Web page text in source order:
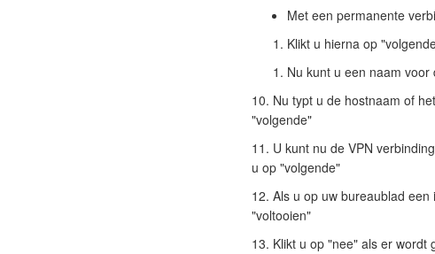
Met een permanente
Klikt u hierna op
Nu kunt u een naam
10. Nu typt u de hostnaam of
"volgende"
11. U kunt nu de VPN
u op "volgende"
12. Als u op uw bureaublad
"voltooien"
13. Klikt u op "nee" als er wordt